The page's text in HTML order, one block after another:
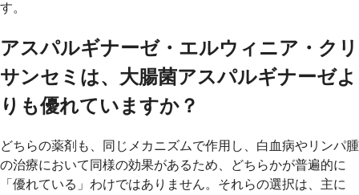
す。
アスパルギナーゼ・エルウィニア・クリ
サンセミは、大腸菌アスパルギナーゼよ
りも優れていますか？
どちらの薬剤も、同じメカニズムで作用し、白血病やリンパ腫
の治療において同様の効果があるため、どちらかが普遍的に
「優れている」わけではありません。それらの選択は、主に